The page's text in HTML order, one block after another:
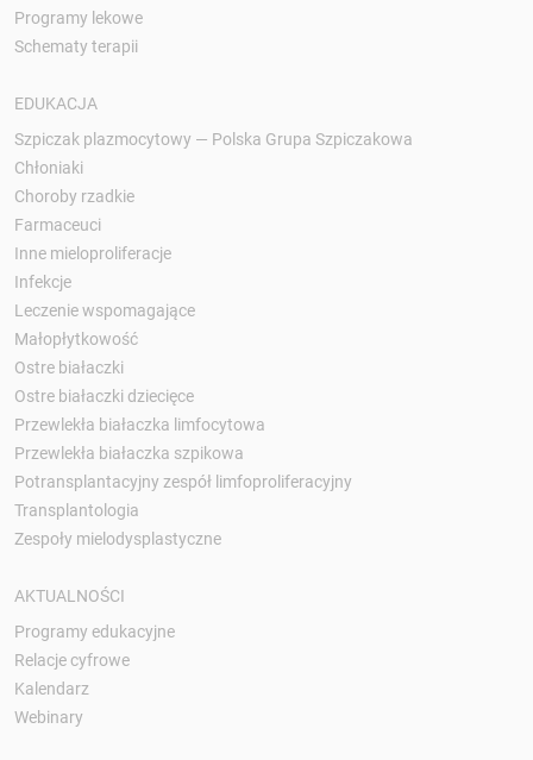
Programy lekowe
Schematy terapii
EDUKACJA
Szpiczak plazmocytowy — Polska Grupa Szpiczakowa
Chłoniaki
Choroby rzadkie
Farmaceuci
Inne mieloproliferacje
Infekcje
Leczenie wspomagające
Małopłytkowość
Ostre białaczki
Ostre białaczki dziecięce
Przewlekła białaczka limfocytowa
Przewlekła białaczka szpikowa
Potransplantacyjny zespół limfoproliferacyjny
Transplantologia
Zespoły mielodysplastyczne
AKTUALNOŚCI
Programy edukacyjne
Relacje cyfrowe
Kalendarz
Webinary